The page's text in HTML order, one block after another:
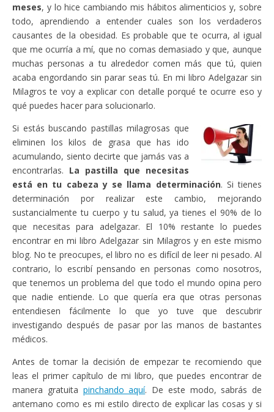
meses, y lo hice cambiando mis hábitos alimenticios y, sobre
todo, aprendiendo a entender cuales son los verdaderos
causantes de la obesidad. Es probable que te ocurra, al igual
que me ocurría a mí, que no comas demasiado y que, aunque
muchas personas a tu alrededor comen más que tú, quien
acaba engordando sin parar seas tú. En mi libro Adelgazar sin
Milagros te voy a explicar con detalle porqué te ocurre eso y
qué puedes hacer para solucionarlo.
Si estás buscando pastillas milagrosas que
eliminen los kilos de grasa que has ido
acumulando, siento decirte que jamás vas a
encontrarlas. La pastilla que necesitas
está en tu cabeza y se llama determinación. Si tienes
determinación por realizar este cambio, mejorando
sustancialmente tu cuerpo y tu salud, ya tienes el 90% de lo
que necesitas para adelgazar. El 10% restante lo puedes
encontrar en mi libro Adelgazar sin Milagros y en este mismo
blog. No te preocupes, el libro no es difícil de leer ni pesado. Al
contrario, lo escribí pensando en personas como nosotros,
que tenemos un problema del que todo el mundo opina pero
que nadie entiende. Lo que quería era que otras personas
entendiesen fácilmente lo que yo tuve que descubrir
investigando después de pasar por las manos de bastantes
médicos.
Antes de tomar la decisión de empezar te recomiendo que
leas el primer capítulo de mi libro, que puedes encontrar de
manera gratuita pinchando aquí. De este modo, sabrás de
antemano como es mi estilo directo de explicar las cosas y si